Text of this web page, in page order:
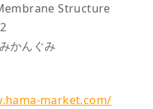
Structure
かんぐみ
market.com/